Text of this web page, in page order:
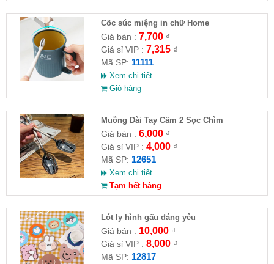
Cốc súc miệng in chữ Home
Giá bán : 7,700₫
Giá sỉ VIP : 7,315₫
Mã SP: 11111
Xem chi tiết
Giỏ hàng
Muỗng Dài Tay Cầm 2 Sọc Chìm
Giá bán : 6,000₫
Giá sỉ VIP : 4,000₫
Mã SP: 12651
Xem chi tiết
Tạm hết hàng
Lót ly hình gấu đáng yêu
Giá bán : 10,000₫
Giá sỉ VIP : 8,000₫
Mã SP: 12817